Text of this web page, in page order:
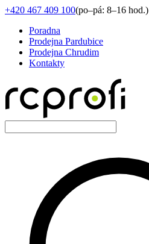
+420 467 409 100(po–pá: 8–16 hod.)
Poradna
Prodejna Pardubice
Prodejna Chrudim
Kontakty